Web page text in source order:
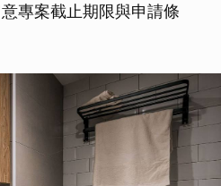
專案截止期限與申請條